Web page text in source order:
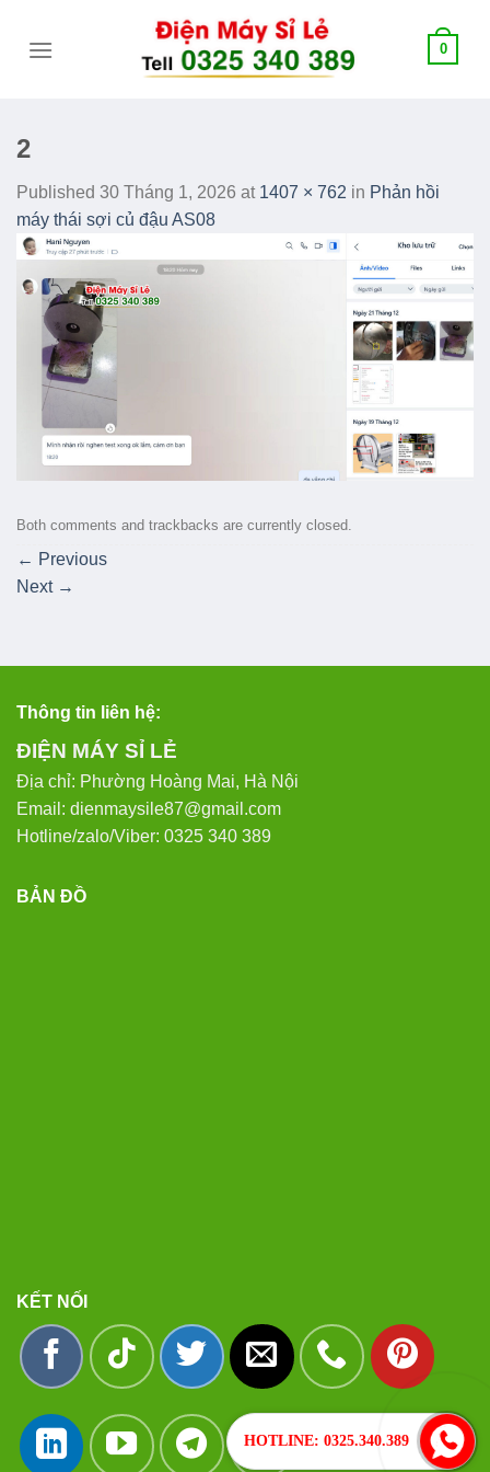
0
2
Published 30 Tháng 1, 2026 at 1407 × 762 in Phản hồi
máy thái sợi củ đậu AS08
Both comments and trackbacks are currently closed.
← Previous
Next →
Thông tin liên hệ:
ĐIỆN MÁY SỈ LẺ
Địa chỉ: Phường Hoàng Mai, Hà Nội
Email: dienmaysile87@gmail.com
Hotline/zalo/Viber: 0325 340 389
BẢN ĐỒ
KẾT NỐI
HOTLINE: 0325.340.389